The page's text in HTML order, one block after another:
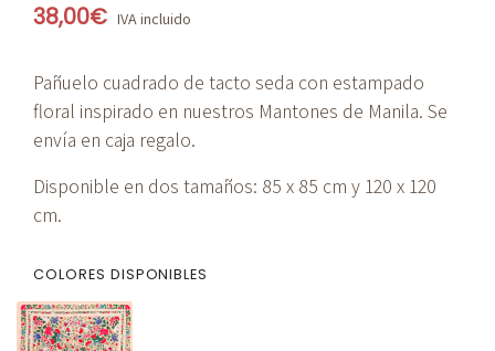
38,00€ IVA incluido
Pañuelo cuadrado de tacto seda con estampado
floral inspirado en nuestros Mantones de Manila. Se
envía en caja regalo.
Disponible en dos tamaños: 85 x 85 cm y 120 x 120
cm.
COLORES DISPONIBLES